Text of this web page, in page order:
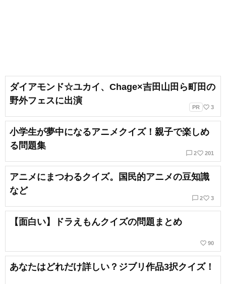
ダイアモンド☆ユカイ、Chage×吉田山田ら町田の
野外フェスに出演
PR favorite_border 3
小学生が夢中になるアニメクイズ！親子で楽しめ
る問題集
chat_bubble_outline 2favorite_border 201
アニメにまつわるクイズ。国民的アニメの豆知識
など
chat_bubble_outline 2favorite_border 3
【面白い】ドラえもんクイズの問題まとめ
favorite_border 90
あなたはどれだけ詳しい？ジブリ作品3択クイズ！